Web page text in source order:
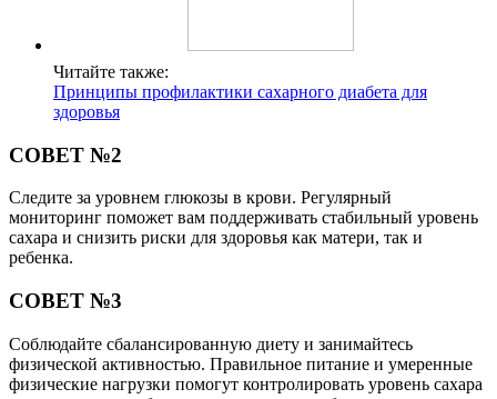
Читайте также:
Принципы профилактики сахарного диабета для
здоровья
СОВЕТ №2
Следите за уровнем глюкозы в крови. Регулярный
мониторинг поможет вам поддерживать стабильный уровень
сахара и снизить риски для здоровья как матери, так и
ребенка.
СОВЕТ №3
Соблюдайте сбалансированную диету и занимайтесь
физической активностью. Правильное питание и умеренные
физические нагрузки помогут контролировать уровень сахара